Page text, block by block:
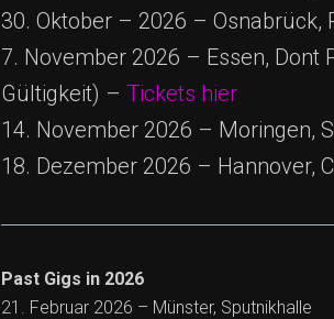
30. Oktober – 2026 – Osnabrück,
7. November 2026 – Essen, Dont
Gültigkeit) – Tickets hier
14. November 2026 – Moringen,
18. Dezember 2026 – Hannover,
Past Gigs in 2026
21. Februar 2026 – Münster, Sputnikhalle